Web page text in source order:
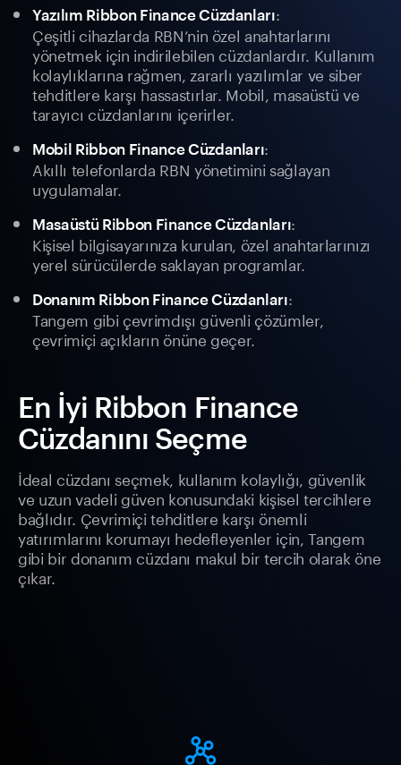
Yazılım Ribbon Finance Cüzdanları:
Çeşitli cihazlarda RBN’nin özel anahtarlarını
yönetmek için indirilebilen cüzdanlardır. Kullanım
kolaylıklarına rağmen, zararlı yazılımlar ve siber
tehditlere karşı hassastırlar. Mobil, masaüstü ve
tarayıcı cüzdanlarını içerirler.
Mobil Ribbon Finance Cüzdanları:
Akıllı telefonlarda RBN yönetimini sağlayan
uygulamalar.
Masaüstü Ribbon Finance Cüzdanları:
Kişisel bilgisayarınıza kurulan, özel anahtarlarınızı
yerel sürücülerde saklayan programlar.
Donanım Ribbon Finance Cüzdanları:
Tangem gibi çevrimdışı güvenli çözümler,
çevrimiçi açıkların önüne geçer.
En İyi Ribbon Finance
Cüzdanını Seçme
İdeal cüzdanı seçmek, kullanım kolaylığı, güvenlik
ve uzun vadeli güven konusundaki kişisel tercihlere
bağlıdır. Çevrimiçi tehditlere karşı önemli
yatırımlarını korumayı hedefleyenler için, Tangem
gibi bir donanım cüzdanı makul bir tercih olarak öne
çıkar.